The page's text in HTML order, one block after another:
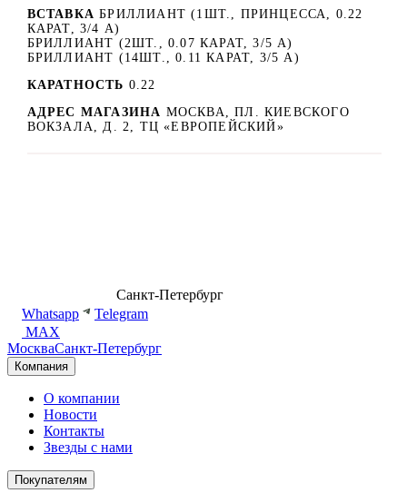
ВСТАВКА БРИЛЛИАНТ (1ШТ., ПРИНЦЕССА, 0.22
КАРАТ, 3/4 А)
БРИЛЛИАНТ (2ШТ., 0.07 КАРАТ, 3/5 А)
БРИЛЛИАНТ (14ШТ., 0.11 КАРАТ, 3/5 А)
КАРАТНОСТЬ 0.22
АДРЕС МАГАЗИНА МОСКВА, ПЛ. КИЕВСКОГО
ВОКЗАЛА, Д. 2, ТЦ «ЕВРОПЕЙСКИЙ»
Санкт-Петербург
Whatsapp
Telegram
MAX
МоскваСанкт-Петербург
Компания
О компании
Новости
Контакты
Звезды с нами
Покупателям